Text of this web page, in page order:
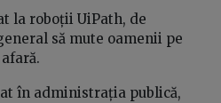
la roboții UiPath, de
să mute oamenii pe
în administrația publică,